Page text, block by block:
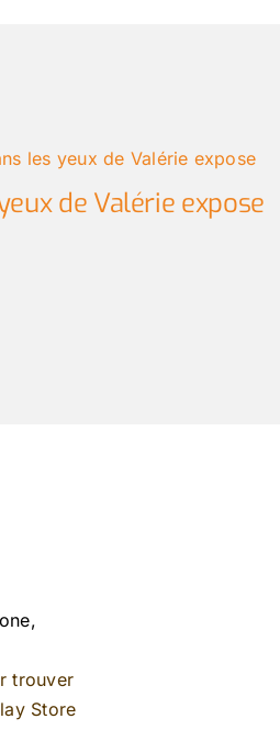
de Valérie expose
trouver
Store